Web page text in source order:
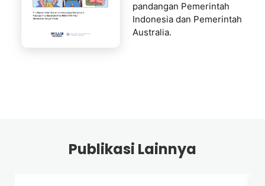
pandangan Pemerintah
Indonesia dan Pemerintah
Australia.
Publikasi Lainnya